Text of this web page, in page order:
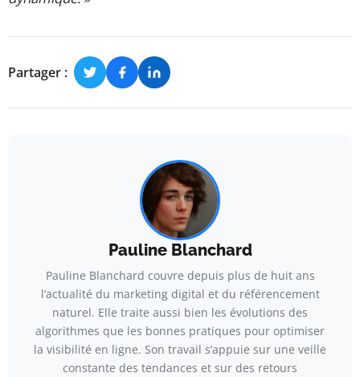
Partager :
Pauline Blanchard
Pauline Blanchard couvre depuis plus de huit ans
l’actualité du marketing digital et du référencement
naturel. Elle traite aussi bien les évolutions des
algorithmes que les bonnes pratiques pour optimiser
la visibilité en ligne. Son travail s’appuie sur une veille
constante des tendances et sur des retours